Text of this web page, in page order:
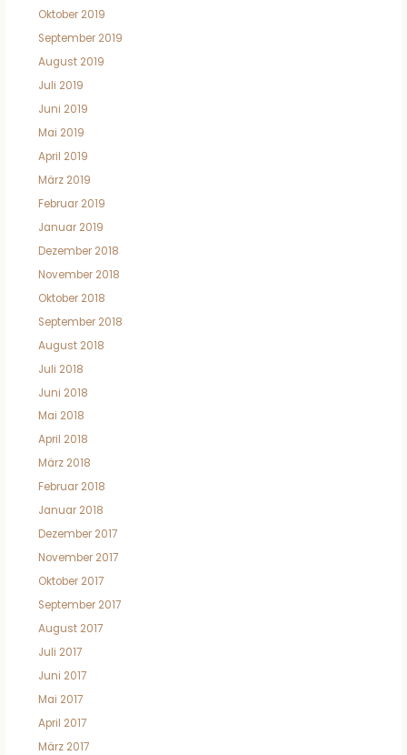
Oktober 2019
September 2019
August 2019
Juli 2019
Juni 2019
Mai 2019
April 2019
März 2019
Februar 2019
Januar 2019
Dezember 2018
November 2018
Oktober 2018
September 2018
August 2018
Juli 2018
Juni 2018
Mai 2018
April 2018
März 2018
Februar 2018
Januar 2018
Dezember 2017
November 2017
Oktober 2017
September 2017
August 2017
Juli 2017
Juni 2017
Mai 2017
April 2017
März 2017